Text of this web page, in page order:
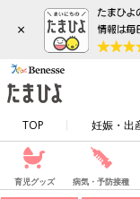
×
TOP 妊娠・出
育児グッズ 病気・予防接種